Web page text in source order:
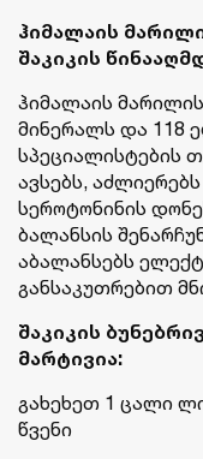
ჰიმალაის
შაკიკის
ჰიმალაის
მინერალს და 118
სპეციალისტების
ავსებს,
სეროტონინის
ბალანსის
აბალანსებს
განსაკუთრებით
შაკიკის
მარტივია:
გახეხეთ 1 ცალი
წვენი